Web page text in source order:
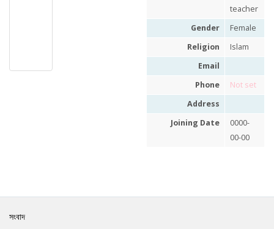
teacher
Gender
Female
Religion
Islam
Email
Phone
Not set
Address
Joining Date
0000-
00-00
সংবাদ